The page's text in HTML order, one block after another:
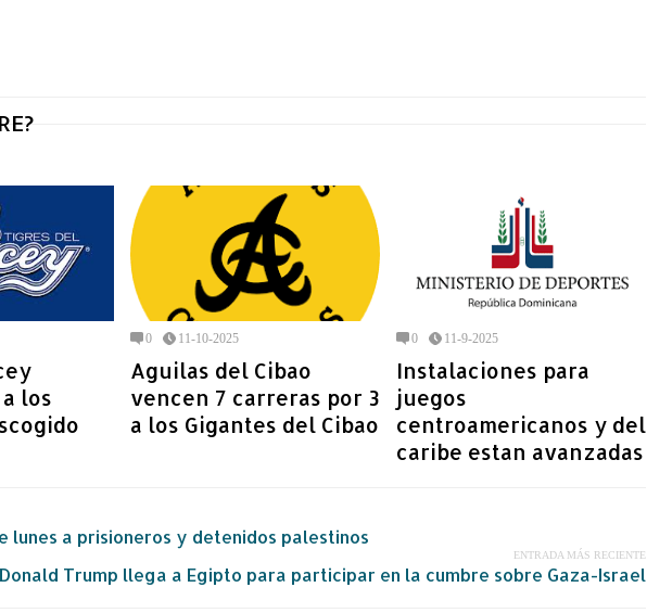
los
0 11-10-2025
Aguilas del Cibao
vencen 7 carreras por 3
a los Gigantes del Cibao
0 11-9-2025
Instalaciones para
juegos
centroamericanos y del
caribe estan avanzadas
lunes a prisioneros y detenidos palestinos
ENTRADA MÁS RECIENTE
Donald Trump llega a Egipto para participar en la cumbre sobre Gaza-Israel